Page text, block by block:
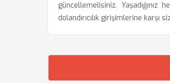
güncellemelisiniz.
dolandırıcılık girişimlerine karşı